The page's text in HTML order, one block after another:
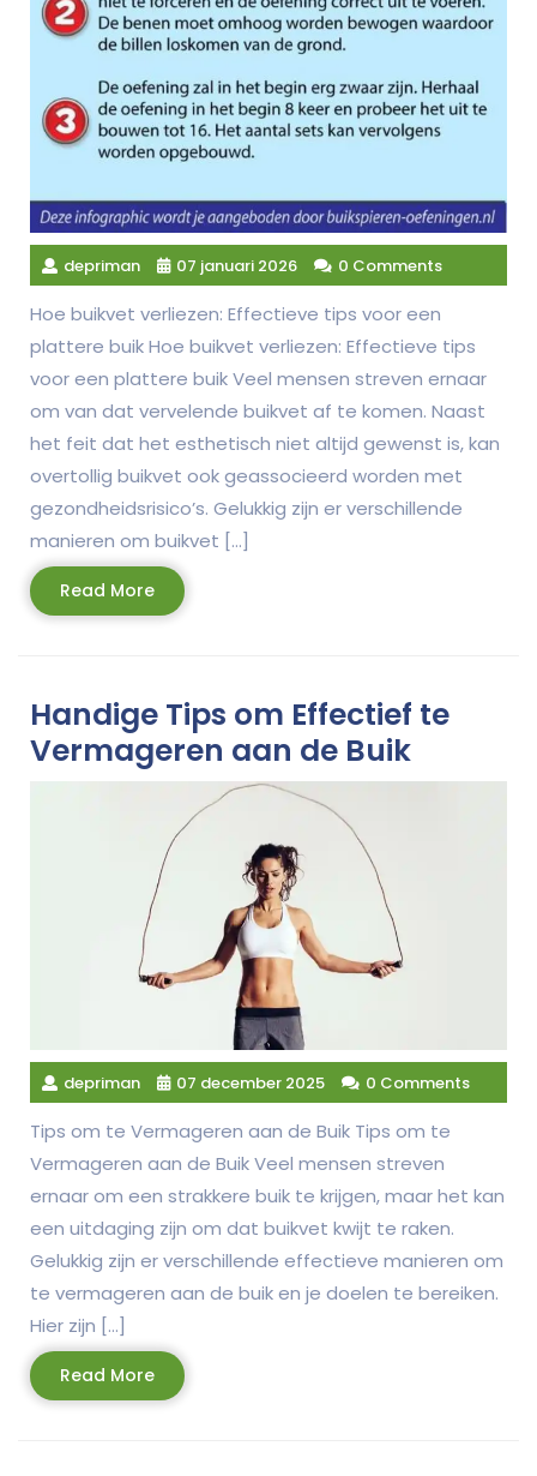
depriman 07 januari 2026 0 Comments
Hoe buikvet verliezen: Effectieve tips voor een
plattere buik Hoe buikvet verliezen: Effectieve tips
voor een plattere buik Veel mensen streven ernaar
om van dat vervelende buikvet af te komen. Naast
het feit dat het esthetisch niet altijd gewenst is, kan
overtollig buikvet ook geassocieerd worden met
gezondheidsrisico’s. Gelukkig zijn er verschillende
manieren om buikvet […]
Read MoreRead
More
Handige Tips om Effectief te
Vermageren aan de Buik
depriman 07 december 2025 0 Comments
Tips om te Vermageren aan de Buik Tips om te
Vermageren aan de Buik Veel mensen streven
ernaar om een strakkere buik te krijgen, maar het kan
een uitdaging zijn om dat buikvet kwijt te raken.
Gelukkig zijn er verschillende effectieve manieren om
te vermageren aan de buik en je doelen te bereiken.
Hier zijn […]
Read MoreRead
More